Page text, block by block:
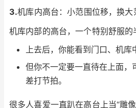
3.机库内高台：小范围位移，换大
机库内部的高台，一个特别舒服的
上去后，你能看到门口、机库
但你不一定要一直待在上面，
差打节拍。
很多人喜爱一直趴在高台上当“雕